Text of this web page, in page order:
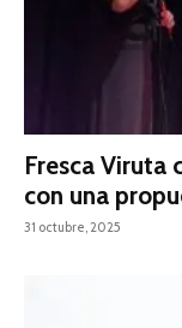
Fresca Viruta
con una
31 octubre, 2025